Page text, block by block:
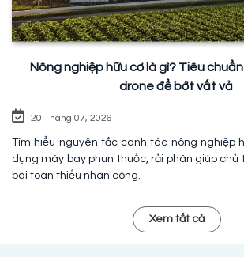
Nông nghiệp hữu cơ là gì? Tiêu
drone để bớt vất vả
20 Tháng 07, 2026
Tìm hiểu nguyên tắc canh tác nông nghiệp
dụng máy bay phun thuốc, rải phân giúp
bài toán thiếu nhân công.
Xem tất cả